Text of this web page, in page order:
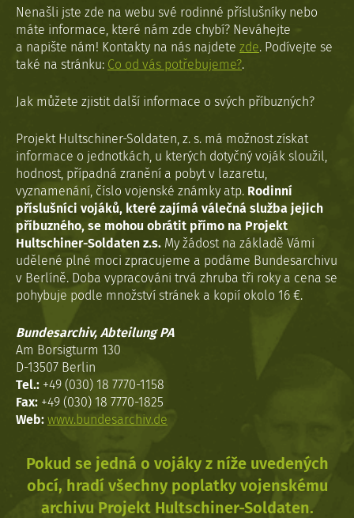
Nenašli jste zde na webu své rodinné příslušníky nebo
máte informace, které nám zde chybí? Neváhejte
a napište nám! Kontakty na nás najdete zde. Podívejte se
také na stránku: Co od vás potřebujeme?.
Jak můžete zjistit další informace o svých příbuzných?
Projekt Hultschiner-Soldaten, z. s. má možnost získat
informace o jednotkách, u kterých dotyčný voják sloužil,
hodnost, případná zranění a pobyt v lazaretu,
vyznamenání, číslo vojenské známky atp. Rodinní
příslušníci vojáků, které zajímá válečná služba jejich
příbuzného, se mohou obrátit přímo na Projekt
Hultschiner-Soldaten z.s. My žádost na základě Vámi
udělené plné moci zpracujeme a podáme Bundesarchivu
v Berlíně. Doba vypracováni trvá zhruba tři roky a cena se
pohybuje podle množství stránek a kopií okolo 16 €.
Bundesarchiv, Abteilung PA
Am Borsigturm 130
D-13507 Berlin
Tel.: +49 (030) 18 7770-1158
Fax: +49 (030) 18 7770-1825
Web: www.bundesarchiv.de
Pokud se jedná o vojáky z níže uvedených
obcí, hradí všechny poplatky vojenskému
archivu Projekt Hultschiner-Soldaten.